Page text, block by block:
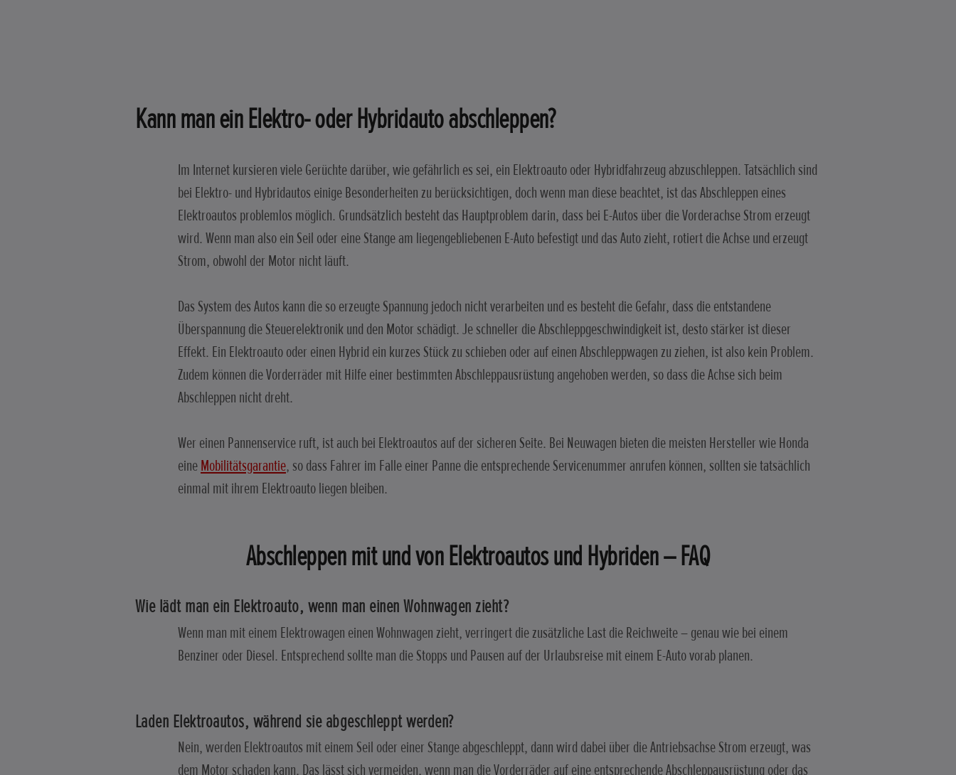
Kann man ein Elektro- oder Hybridauto abschleppen?
Im Internet kursieren viele Gerüchte darüber, wie gefährlich es sei, ein Elektroauto oder Hybridfahrzeug abzuschleppen. Tatsächlich sind
bei Elektro- und Hybridautos einige Besonderheiten zu berücksichtigen, doch wenn man diese beachtet, ist das Abschleppen eines
Elektroautos problemlos möglich. Grundsätzlich besteht das Hauptproblem darin, dass bei E-Autos über die Vorderachse Strom erzeugt
wird. Wenn man also ein Seil oder eine Stange am liegengebliebenen E-Auto befestigt und das Auto zieht, rotiert die Achse und erzeugt
Strom, obwohl der Motor nicht läuft.
Das System des Autos kann die so erzeugte Spannung jedoch nicht verarbeiten und es besteht die Gefahr, dass die entstandene
Überspannung die Steuerelektronik und den Motor schädigt. Je schneller die Abschleppgeschwindigkeit ist, desto stärker ist dieser
Effekt. Ein Elektroauto oder einen Hybrid ein kurzes Stück zu schieben oder auf einen Abschleppwagen zu ziehen, ist also kein Problem.
Zudem können die Vorderräder mit Hilfe einer bestimmten Abschleppausrüstung angehoben werden, so dass die Achse sich beim
Abschleppen nicht dreht.
Wer einen Pannenservice ruft, ist auch bei Elektroautos auf der sicheren Seite. Bei Neuwagen bieten die meisten Hersteller wie Honda
eineMobilitätsgarantie, so dass Fahrer im Falle einer Panne die entsprechende Servicenummer anrufen können, sollten sie tatsächlich
einmal mit ihrem Elektroauto liegen bleiben.
Abschleppen mit und von Elektroautos und Hybriden – FAQ
Wie lädt man ein Elektroauto, wenn man einen Wohnwagen zieht?
Wenn man mit einem Elektrowagen einen Wohnwagen zieht, verringert die zusätzliche Last die Reichweite – genau wie bei einem
Benziner oder Diesel. Entsprechend sollte man die Stopps und Pausen auf der Urlaubsreise mit einem E-Auto vorab planen.
Laden Elektroautos, während sie abgeschleppt werden?
Nein, werden Elektroautos mit einem Seil oder einer Stange abgeschleppt, dann wird dabei über die Antriebsachse Strom erzeugt, was
dem Motor schaden kann. Das lässt sich vermeiden, wenn man die Vorderräder auf eine entsprechende Abschleppausrüstung oder das